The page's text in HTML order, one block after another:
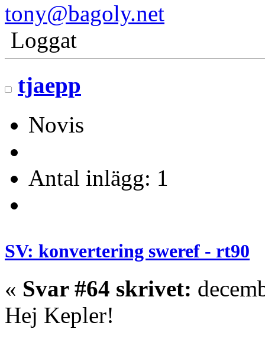
tony@bagoly.net
Loggat
tjaepp
Novis
Antal inlägg: 1
SV: konvertering sweref - rt90
« Svar #64 skrivet:
Hej Kepler!